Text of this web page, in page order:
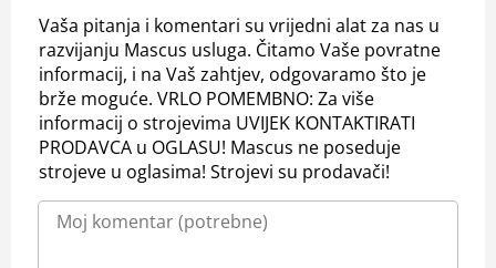
Vaša pitanja i komentari su vrijedni alat za nas u
razvijanju Mascus usluga. Čitamo Vaše povratne
informacij, i na Vaš zahtjev, odgovaramo što je
brže moguće. VRLO POMEMBNO: Za više
informacij o strojevima UVIJEK KONTAKTIRATI
PRODAVCA u OGLASU! Mascus ne poseduje
strojeve u oglasima! Strojevi su prodavači!